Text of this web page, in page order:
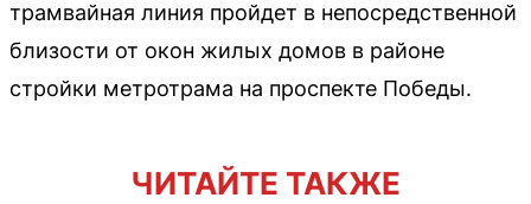
трамвайная линия пройдет в непосредственной
близости от окон жилых домов в районе
стройки метротрама на проспекте Победы.
ЧИТАЙТЕ ТАКЖЕ